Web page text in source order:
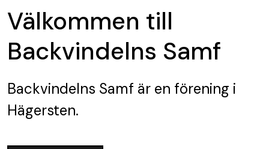
Välkommen till
Backvindelns Samf
Backvindelns Samf är en förening i
Hägersten.